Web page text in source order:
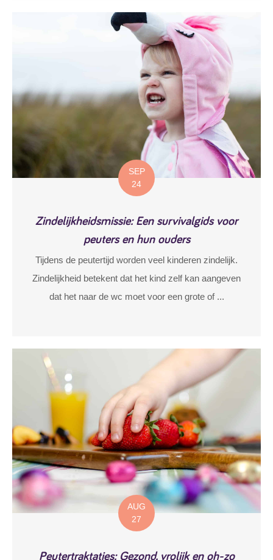
SEP
24
Zindelijkheidsmissie: Een survivalgids voor
peuters en hun ouders
Tijdens de peutertijd worden veel kinderen zindelijk.
Zindelijkheid betekent dat het kind zelf kan aangeven
dat het naar de wc moet voor een grote of ...
AUG
27
Peutertraktaties: Gezond, vrolijk en oh-zo